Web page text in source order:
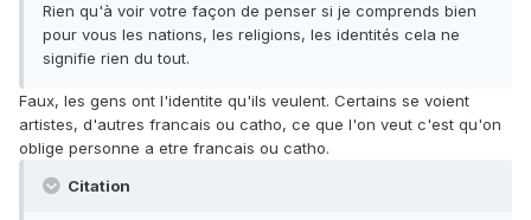
Rien qu'à voir votre façon de penser si je comprends bien
pour vous les nations, les religions, les identités cela ne
signifie rien du tout.
Faux, les gens ont l'identite qu'ils veulent. Certains se voient
artistes, d'autres francais ou catho, ce que l'on veut c'est qu'on
oblige personne a etre francais ou catho.
Citation